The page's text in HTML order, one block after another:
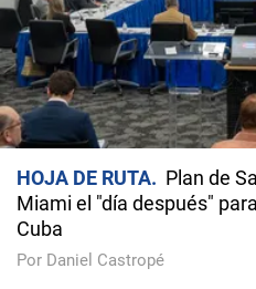
HOJA DE RUTA
Plan de
Miami el "día después"
Cuba
Por Daniel Castropé